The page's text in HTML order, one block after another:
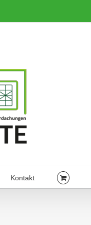
Kontakt